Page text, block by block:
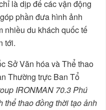
là dịp để các vận động
phần đưa hình ảnh
nhiều du khách quốc tế
tới.
Sở Văn hóa và Thể thao
Thường trực Ban Tổ
IRONMAN 70.3 Phú
thể thao đồng thời tạo ảnh